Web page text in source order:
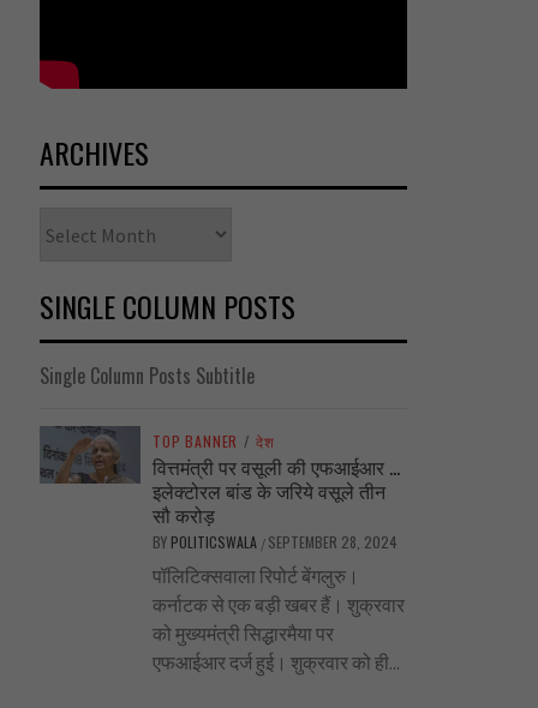
ARCHIVES
SINGLE COLUMN POSTS
Single Column Posts Subtitle
TOP BANNER / देश
वित्तमंत्री पर वसूली की एफआईआर …
इलेक्टोरल बांड के जरिये वसूले तीन
सौ करोड़
BY POLITICSWALA / SEPTEMBER 28, 2024
पॉलिटिक्सवाला रिपोर्ट बेंगलुरु।
कर्नाटक से एक बड़ी खबर हैं। शुक्रवार
को मुख्यमंत्री सिद्धारमैया पर
एफआईआर दर्ज हुई। शुक्रवार को ही...